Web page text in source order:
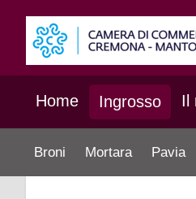
Home Ingrosso Il
Broni Mortara Pavia